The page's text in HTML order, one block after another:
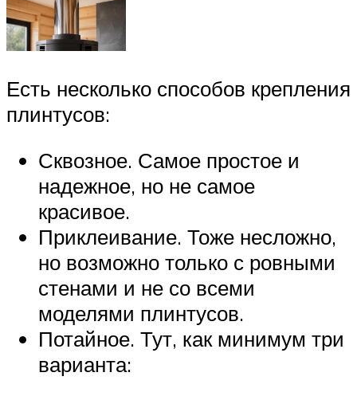
Есть несколько способов крепления
плинтусов:
Сквозное. Самое простое и
надежное, но не самое
красивое.
Приклеивание. Тоже несложно,
но возможно только с ровными
стенами и не со всеми
моделями плинтусов.
Потайное. Тут, как минимум три
варианта: